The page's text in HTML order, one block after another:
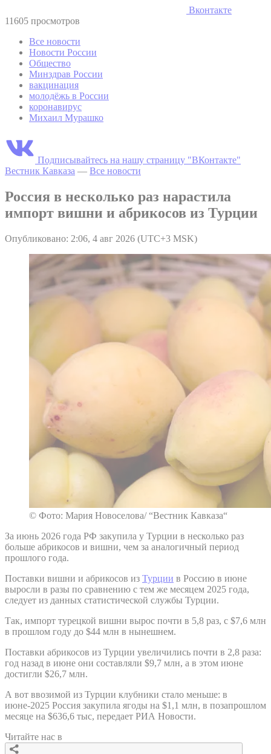
Вконтакте
11605 просмотров
Все новости
Новости России
Общество
Минздрав России
вакцинация
молодёжь в России
коронавирус
Михаил Мурашко
Подписывайтесь на нашу страницу "ВКонтакте"
Вестник Кавказа — Все новости
Россия в несколько раз нарастила
импорт вишни и абрикосов из Турции
Опубликовано: 2:06, 4 авг 2026 (UTC+3 MSK)
© Фото: Мария Новоселова/ “Вестник Кавказа“
За июнь 2026 года РФ закупила у Турции в несколько раз
больше абрикосов и вишни, чем за аналогичный период
прошлого года.
Поставки вишни и абрикосов из Турции в Россию в июне
выросли в разы по сравнению с тем же месяцем 2025 года,
следует из данных статистической службы Турции.
Так, импорт турецкой вишни вырос почти в 5,8 раз, с $7,6 млн
в прошлом году до $44 млн в нынешнем.
Поставки абрикосов из Турции увеличились почти в 2,8 раза:
год назад в июне они составляли $9,7 млн, а в этом июне
достигли $26,7 млн.
А вот ввозимой из Турции клубники стало меньше: в
июне-2025 Россия закупила ягоды на $1,1 млн, в позапрошлом
месяце на $636,6 тыс, передает РИА Новости.
Читайте нас в